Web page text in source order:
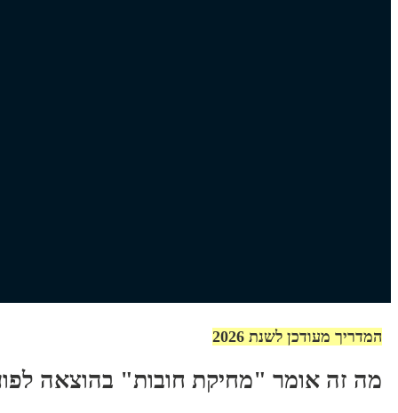
המדריך מעודכן לשנת 2026
מה זה אומר "מחיקת חובות" בהוצאה